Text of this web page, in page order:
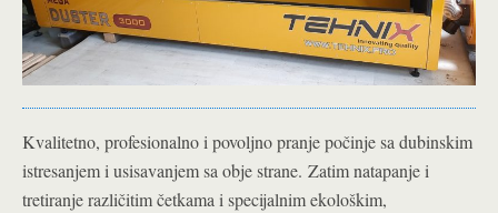
Kvalitetno, profesionalno i povoljno pranje počinje sa dubinskim
istresanjem i usisavanjem sa obje strane. Zatim natapanje i
tretiranje različitim četkama i specijalnim ekološkim,